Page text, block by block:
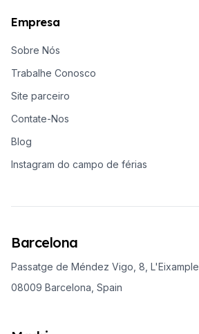
Empresa
Sobre Nós
Trabalhe Conosco
Site parceiro
Contate-Nos
Blog
Instagram do campo de férias
Barcelona
Passatge de Méndez Vigo, 8, L'Eixample,
08009 Barcelona, Spain